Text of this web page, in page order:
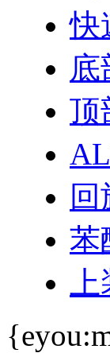
快
底
顶
苯